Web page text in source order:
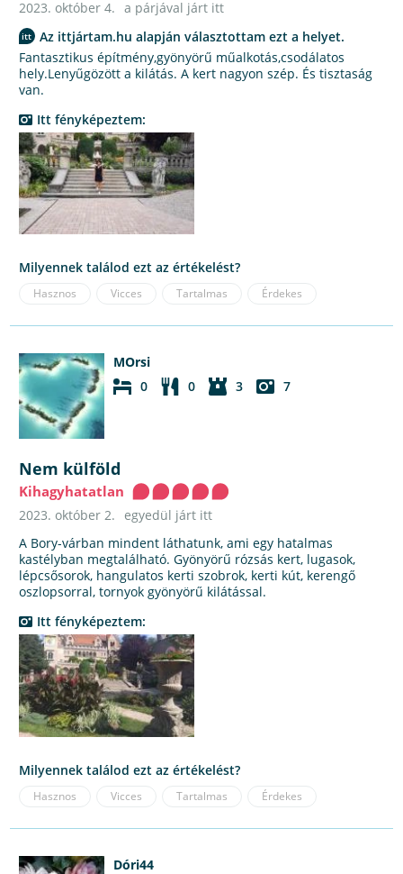
2023. október 4. a párjával járt itt
Az ittjártam.hu alapján választottam ezt a helyet.
Fantasztikus építmény,gyönyörű műalkotás,csodálatos
hely.Lenyűgözött a kilátás. A kert nagyon szép. És tisztaság
van.
Itt fényképeztem:
Milyennek találod ezt az értékelést?
Hasznos Vicces Tartalmas Érdekes
MOrsi
0
0 3 7
Nem külföld
Kihagyhatatlan
2023. október 2.
egyedül járt itt
A Bory-várban mindent láthatunk, ami egy hatalmas
kastélyban megtalálható. Gyönyörű rózsás kert, lugasok,
lépcsősorok, hangulatos kerti szobrok, kerti kút, kerengő
oszlopsorral, tornyok gyönyörű kilátással.
Itt fényképeztem:
Milyennek találod ezt az értékelést?
Hasznos Vicces Tartalmas Érdekes
Dóri44